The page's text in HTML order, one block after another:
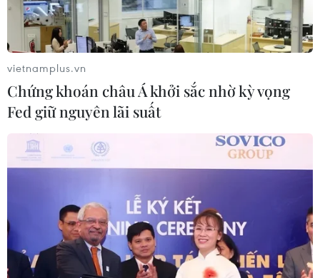
vietnamplus.vn
Chứng khoán châu Á khởi sắc nhờ kỳ vọng
Fed giữ nguyên lãi suất